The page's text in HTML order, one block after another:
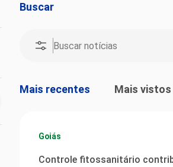
Buscar
Mais recentes Mais vistos
Goiás
Controle fitossanitário